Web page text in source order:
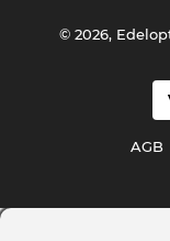
AGB
© 2026,